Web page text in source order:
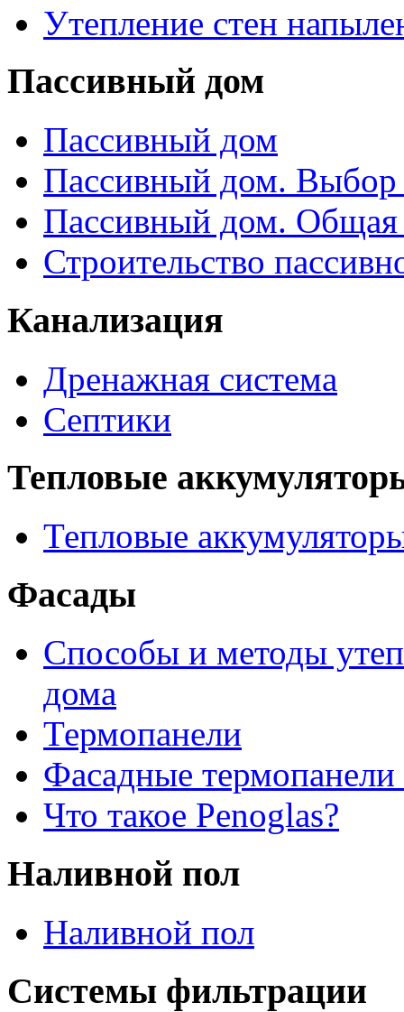
Утепление стен
Пассивный дом
Пассивный дом
Пассивный дом. Выбор
Пассивный дом. Общая
Строительство
Канализация
Дренажная система
Септики
Тепловые
Тепловые
Фасады
Способы и методы
дома
Термопанели
Фасадные термопанели
Что такое Penoglas?
Наливной пол
Наливной пол
Системы фильтрации